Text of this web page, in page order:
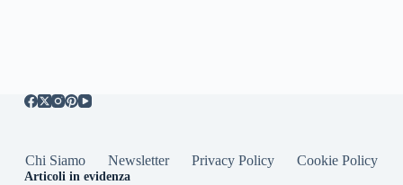
Chi Siamo Newsletter Privacy Policy Cookie Policy
Articoli in evidenza